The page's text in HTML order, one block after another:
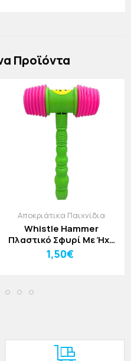
Προϊόντα
Αποκριάτικα Παιχνίδια
Whistle Hammer
Πλαστικό Σφυρί Με Ήχο
22x13cm Πορτοκαλί Ροζ
1,50€